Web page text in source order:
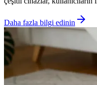
Daha fazla bilgi edinin